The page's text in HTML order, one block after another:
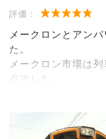
評価：
メークロンとアン
た。
メークロン市場は
点でした。